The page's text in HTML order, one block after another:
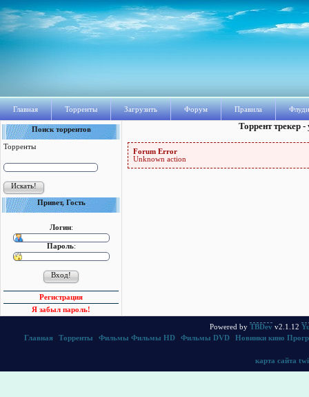
Главная Торренты Загрузить Форум Правила
Поиск торрентов
Торренты
Привет, Гость
Логин:
Пароль:
Регистрация
Я забыл пароль!
Торрент трекер
Forum Error
Unknown action
Powered by TBDev v2.1.12
Главная
Торренты Фильмы Фильмы HD Фильмы DVD Новинки кино
карта сайта